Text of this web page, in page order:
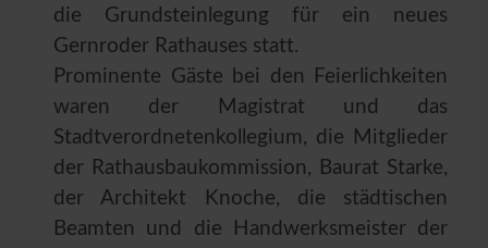
die Grundsteinlegung für ein neues
Gernroder Rathauses statt.
Prominente Gäste bei den Feierlichkeiten
waren der Magistrat und das
Stadtverordnetenkollegium, die Mitglieder
der Rathausbaukommission, Baurat Starke,
der Architekt Knoche, die städtischen
Beamten und die Handwerksmeister der